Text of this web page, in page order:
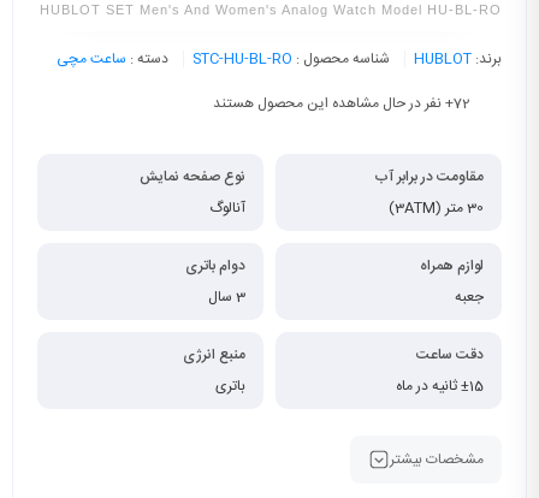
HUBLOT SET Men's And Women's Analog Watch Model HU-BL-RO
برند: HUBLOT شناسه محصول : STC-HU-BL-RO دسته : ساعت مچی
72+ نفر در حال مشاهده این محصول هستند
مقاومت در برابر آب
30 متر (3ATM)
نوع صفحه نمایش
آنالوگ
لوازم همراه
جعبه
دوام باتری
3 سال
دقت ساعت
±15 ثانیه در ماه
منبع انرژی
باتری
مشخصات بیشتر